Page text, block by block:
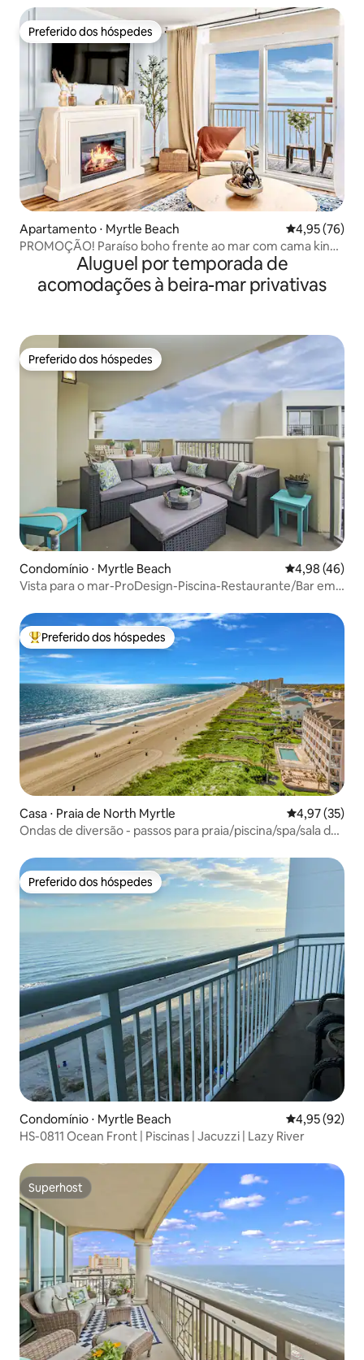
Preferido dos hóspedes
Preferido dos hóspedes
Apartamento ⋅ Myrtle Beach 4,95 de uma
4,95 (76)
PROMOÇÃO! Paraíso boho frente ao mar com cama king
size e rio “preguiçoso”
Aluguel por temporada de
acomodações à beira-mar privativas
Preferido dos hóspedes
Preferido dos hóspedes
Condomínio ⋅ Myrtle Beach 4,98 de uma
4,98 (46)
Vista para o mar-ProDesign-Piscina-Restaurante/Bar em
Entre os melhores preferidos dos hóspedes
Preferido dos hóspedes
Casa ⋅ Praia de North Myrtle 4,97 de uma
4,97 (35)
Ondas de diversão - passos para praia/piscina/spa/sala de
Preferido dos hóspedes
Preferido dos hóspedes
Condomínio ⋅ Myrtle Beach 4,95 de uma
4,95 (92)
HS-0811 Ocean Front | Piscinas | Jacuzzi | Lazy River
Superhost
Superhost